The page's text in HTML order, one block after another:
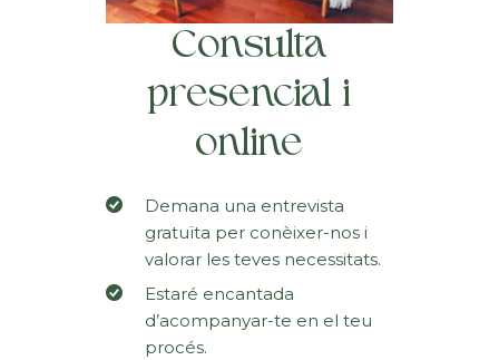
Consulta
presencial i
online
Demana una entrevista
gratuïta per conèixer-nos i
valorar les teves necessitats.
Estaré encantada
d’acompanyar-te en el teu
procés.